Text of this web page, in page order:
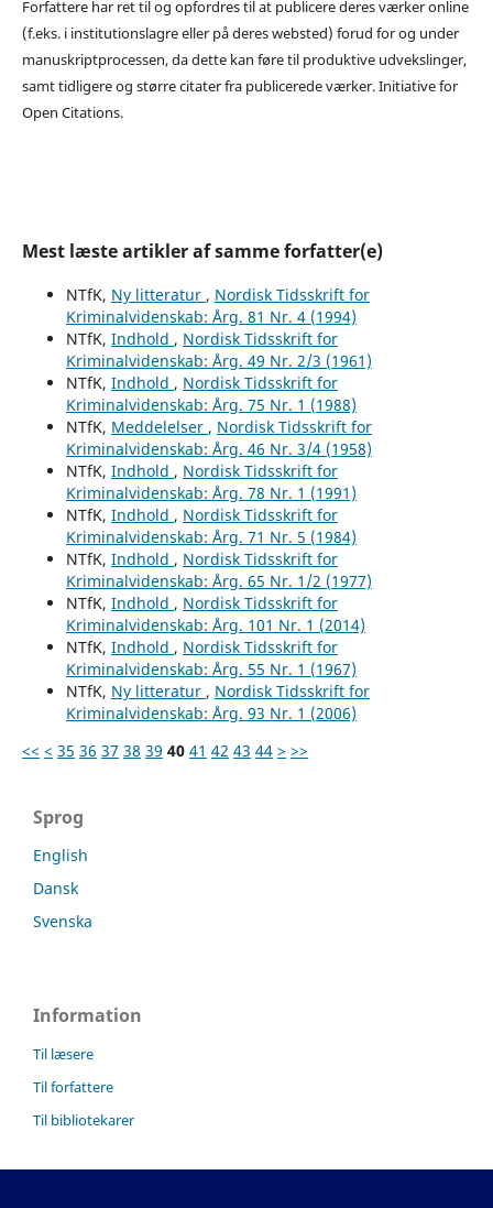
Forfattere har ret til og opfordres til at publicere deres værker online
(f.eks. i institutionslagre eller på deres websted) forud for og under
manuskriptprocessen, da dette kan føre til produktive udvekslinger,
samt tidligere og større citater fra publicerede værker. Initiative for
Open Citations.
Mest læste artikler af samme forfatter(e)
NTfK, Ny litteratur , Nordisk Tidsskrift for
Kriminalvidenskab: Årg. 81 Nr. 4 (1994)
NTfK, Indhold , Nordisk Tidsskrift for
Kriminalvidenskab: Årg. 49 Nr. 2/3 (1961)
NTfK, Indhold , Nordisk Tidsskrift for
Kriminalvidenskab: Årg. 75 Nr. 1 (1988)
NTfK, Meddelelser , Nordisk Tidsskrift for
Kriminalvidenskab: Årg. 46 Nr. 3/4 (1958)
NTfK, Indhold , Nordisk Tidsskrift for
Kriminalvidenskab: Årg. 78 Nr. 1 (1991)
NTfK, Indhold , Nordisk Tidsskrift for
Kriminalvidenskab: Årg. 71 Nr. 5 (1984)
NTfK, Indhold , Nordisk Tidsskrift for
Kriminalvidenskab: Årg. 65 Nr. 1/2 (1977)
NTfK, Indhold , Nordisk Tidsskrift for
Kriminalvidenskab: Årg. 101 Nr. 1 (2014)
NTfK, Indhold , Nordisk Tidsskrift for
Kriminalvidenskab: Årg. 55 Nr. 1 (1967)
NTfK, Ny litteratur , Nordisk Tidsskrift for
Kriminalvidenskab: Årg. 93 Nr. 1 (2006)
<< < 35 36 37 38 39 40 41 42 43 44 > >>
Sprog
English
Dansk
Svenska
Information
Til læsere
Til forfattere
Til bibliotekarer